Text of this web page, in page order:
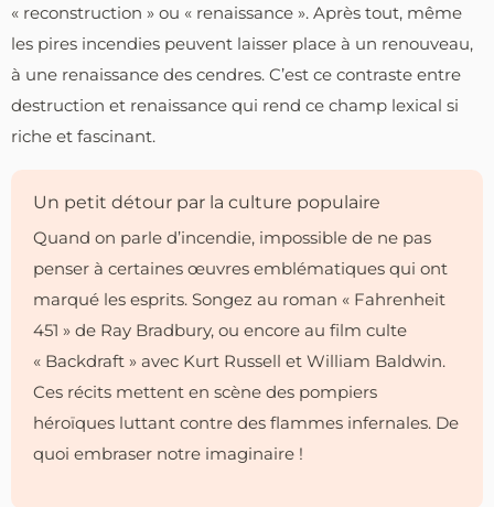
« reconstruction » ou « renaissance ». Après tout, même
les pires incendies peuvent laisser place à un renouveau,
à une renaissance des cendres. C’est ce contraste entre
destruction et renaissance qui rend ce champ lexical si
riche et fascinant.
Un petit détour par la culture populaire
Quand on parle d’incendie, impossible de ne pas
penser à certaines œuvres emblématiques qui ont
marqué les esprits. Songez au roman « Fahrenheit
451 » de Ray Bradbury, ou encore au film culte
« Backdraft » avec Kurt Russell et William Baldwin.
Ces récits mettent en scène des pompiers
héroïques luttant contre des flammes infernales. De
quoi embraser notre imaginaire !